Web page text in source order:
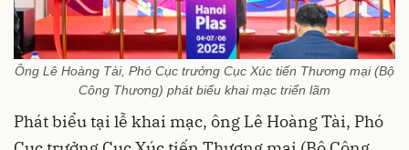
Ông Lê Hoàng Tài, Phó Cục trưởng Cục Xúc tiến Thương mại (Bộ
Công Thương) phát biểu khai mạc triển lãm
Phát biểu tại lễ khai mạc, ông Lê Hoàng Tài, Phó